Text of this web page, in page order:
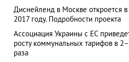
Диснейленд в Москве откроется в
2017 году. Подробности проекта
Ассоциация Украины с ЕС
росту коммунальных тарифов в
раза